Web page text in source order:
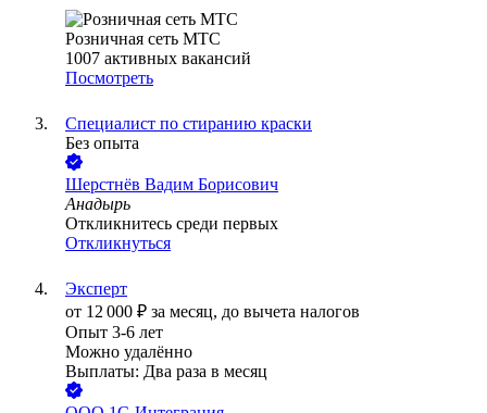
Розничная сеть МТС
1007 активных вакансий
Посмотреть
Специалист по стиранию краски
Без опыта
Шерстнёв Вадим Борисович
Анадырь
Откликнитесь среди первых
Откликнуться
Эксперт
от 12 000 ₽ за месяц, до вычета налогов
Опыт 3-6 лет
Можно удалённо
Выплаты: Два раза в месяц